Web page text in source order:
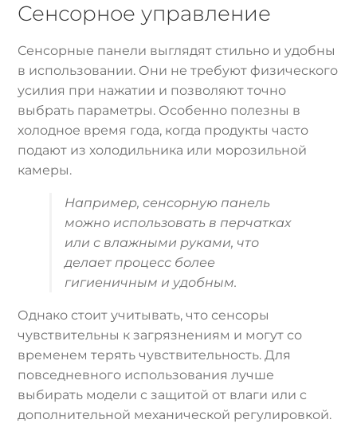
Сенсорное управление
Сенсорные панели выглядят стильно и удобны
в использовании. Они не требуют физического
усилия при нажатии и позволяют точно
выбрать параметры. Особенно полезны в
холодное время года, когда продукты часто
подают из холодильника или морозильной
камеры.
Например, сенсорную панель
можно использовать в перчатках
или с влажными руками, что
делает процесс более
гигиеничным и удобным.
Однако стоит учитывать, что сенсоры
чувствительны к загрязнениям и могут со
временем терять чувствительность. Для
повседневного использования лучше
выбирать модели с защитой от влаги или с
дополнительной механической регулировкой.